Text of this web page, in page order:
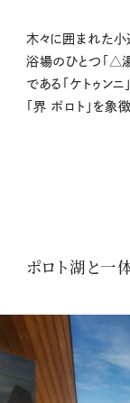
木々に囲まれた小
浴場のひとつ「△
である「ケトゥン
「界 ポロト」を象
ポロト湖と一